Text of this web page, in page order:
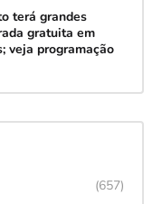
terá grandes
gratuita em
veja programação
(657)